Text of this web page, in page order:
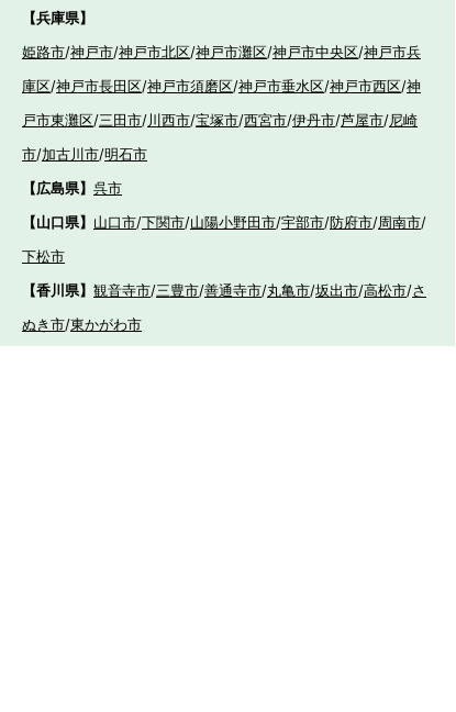
【兵庫県】
姫路市/神戸市/神戸市北区/神戸市灘区/神戸市中央区/神戸市兵
庫区/神戸市長田区/神戸市須磨区/神戸市垂水区/神戸市西区/神
戸市東灘区/三田市/川西市/宝塚市/西宮市/伊丹市/芦屋市/尼崎
市/加古川市/明石市
【広島県】 呉市
【山口県】 山口市/下関市/山陽小野田市/宇部市/防府市/周南市/
下松市
【香川県】 観音寺市/三豊市/善通寺市/丸亀市/坂出市/高松市/さ
ぬき市/東かがわ市